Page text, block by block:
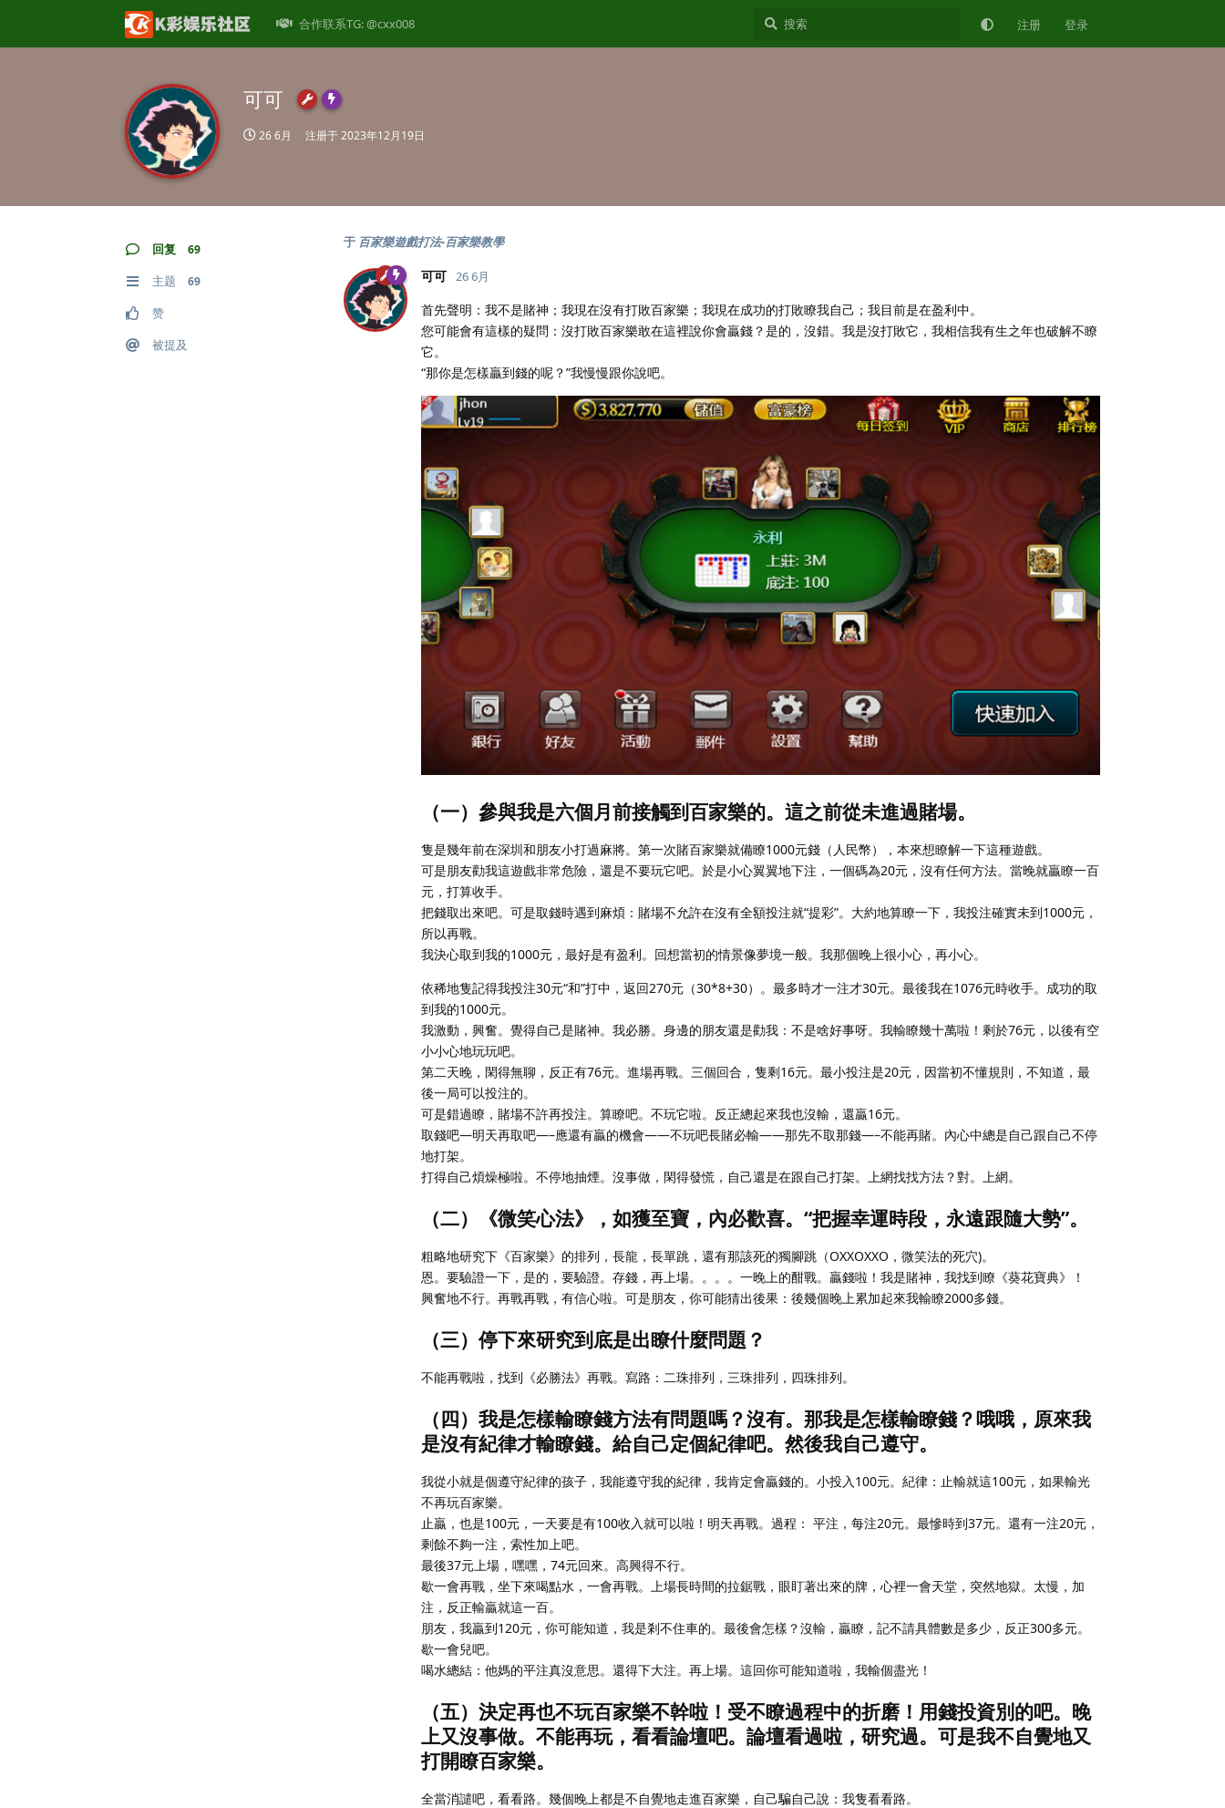
合作联系TG: @cxx008 注册 登录
可可
26 6月 注册于2023年12月19日
回复 69
主题 69
赞
被提及
于 百家樂遊戲打法-百家樂教學
可可 26 6月
首先聲明：我不是賭神；我現在沒有打敗百家樂；我現在成功的打敗瞭我自己；我目前是在盈利中。
您可能會有這樣的疑問：沒打敗百家樂敢在這裡說你會贏錢？是的，沒錯。我是沒打敗它，我相信我有生之年也破解不瞭
它。
“那你是怎樣贏到錢的呢？”我慢慢跟你說吧。
（一）參與我是六個月前接觸到百家樂的。這之前從未進過賭場。
隻是幾年前在深圳和朋友小打過麻將。第一次賭百家樂就備瞭1000元錢（人民幣），本來想瞭解一下這種遊戲。
可是朋友勸我這遊戲非常危險，還是不要玩它吧。於是小心翼翼地下注，一個碼為20元，沒有任何方法。當晚就贏瞭一百
元，打算收手。
把錢取出來吧。可是取錢時遇到麻煩：賭場不允許在沒有全額投注就“提彩”。大約地算瞭一下，我投注確實未到1000元，
所以再戰。
我決心取到我的1000元，最好是有盈利。回想當初的情景像夢境一般。我那個晚上很小心，再小心。
依稀地隻記得我投注30元“和”打中，返回270元（30*8+30）。最多時才一注才30元。最後我在1076元時收手。成功的取
到我的1000元。
我激動，興奮。覺得自己是賭神。我必勝。身邊的朋友還是勸我：不是啥好事呀。我輸瞭幾十萬啦！剩於76元，以後有空
小小心地玩玩吧。
第二天晚，閑得無聊，反正有76元。進場再戰。三個回合，隻剩16元。最小投注是20元，因當初不懂規則，不知道，最
後一局可以投注的。
可是錯過瞭，賭場不許再投注。算瞭吧。不玩它啦。反正總起來我也沒輸，還贏16元。
取錢吧—明天再取吧—–應還有贏的機會——不玩吧長賭必輸——那先不取那錢—–不能再賭。內心中總是自己跟自己不停
地打架。
打得自己煩燥極啦。不停地抽煙。沒事做，閑得發慌，自己還是在跟自己打架。上網找找方法？對。上網。
（二）《微笑心法》，如獲至寶，內必歡喜。“把握幸運時段，永遠跟隨大勢”。
粗略地研究下《百家樂》的排列，長龍，長單跳，還有那該死的獨腳跳（OXXOXXO，微笑法的死穴)。
恩。要驗證一下，是的，要驗證。存錢，再上場。。。。一晚上的酣戰。贏錢啦！我是賭神，我找到瞭《葵花寶典》！
興奮地不行。再戰再戰，有信心啦。可是朋友，你可能猜出後果：後幾個晚上累加起來我輸瞭2000多錢。
（三）停下來研究到底是出瞭什麼問題？
不能再戰啦，找到《必勝法》再戰。寫路：二珠排列，三珠排列，四珠排列。
（四）我是怎樣輸瞭錢方法有問題嗎？沒有。那我是怎樣輸瞭錢？哦哦，原來我
是沒有紀律才輸瞭錢。給自己定個紀律吧。然後我自己遵守。
我從小就是個遵守紀律的孩子，我能遵守我的紀律，我肯定會贏錢的。小投入100元。紀律：止輸就這100元，如果輸光
不再玩百家樂。
止贏，也是100元，一天要是有100收入就可以啦！明天再戰。過程： 平注，每注20元。最慘時到37元。還有一注20元，
剩餘不夠一注，索性加上吧。
最後37元上場，嘿嘿，74元回來。高興得不行。
歇一會再戰，坐下來喝點水，一會再戰。上場長時間的拉鋸戰，眼盯著出來的牌，心裡一會天堂，突然地獄。太慢，加
注，反正輸贏就這一百。
朋友，我贏到120元，你可能知道，我是剎不住車的。最後會怎樣？沒輸，贏瞭，記不請具體數是多少，反正300多元。
歇一會兒吧。
喝水總結：他媽的平注真沒意思。還得下大注。再上場。這回你可能知道啦，我輸個盡光！
（五）決定再也不玩百家樂不幹啦！受不瞭過程中的折磨！用錢投資別的吧。晚
上又沒事做。不能再玩，看看論壇吧。論壇看過啦，研究過。可是我不自覺地又
打開瞭百家樂。
全當消譴吧，看看路。幾個晚上都是不自覺地走進百家樂，自己騙自己說：我隻看看路。